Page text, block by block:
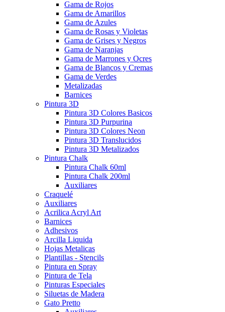
Gama de Rojos
Gama de Amarillos
Gama de Azules
Gama de Rosas y Violetas
Gama de Grises y Negros
Gama de Naranjas
Gama de Marrones y Ocres
Gama de Blancos y Cremas
Gama de Verdes
Metalizadas
Barnices
Pintura 3D
Pintura 3D Colores Basicos
Pintura 3D Purpurina
Pintura 3D Colores Neon
Pintura 3D Translucidos
Pintura 3D Metalizados
Pintura Chalk
Pintura Chalk 60ml
Pintura Chalk 200ml
Auxiliares
Craquelé
Auxiliares
Acrilica Acryl Art
Barnices
Adhesivos
Arcilla Liquida
Hojas Metalicas
Plantillas - Stencils
Pintura en Spray
Pintura de Tela
Pinturas Especiales
Siluetas de Madera
Gato Pretto